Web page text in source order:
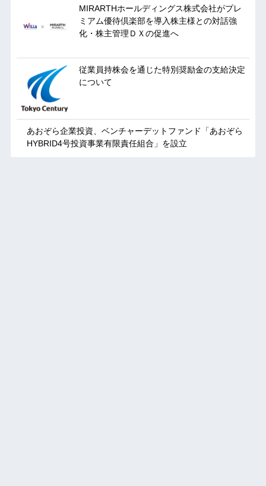
MIRARTHホールディングス株式会社がプレ
ミアム優待倶楽部を導入株主様との対話強
化・株主管理ＤＸの促進へ
従業員持株会を通じた特別奨励金の支給決定
について
あおぞら企業投資、ベンチャーデットファンド「あおぞら
HYBRID4号投資事業有限責任組合」を設立